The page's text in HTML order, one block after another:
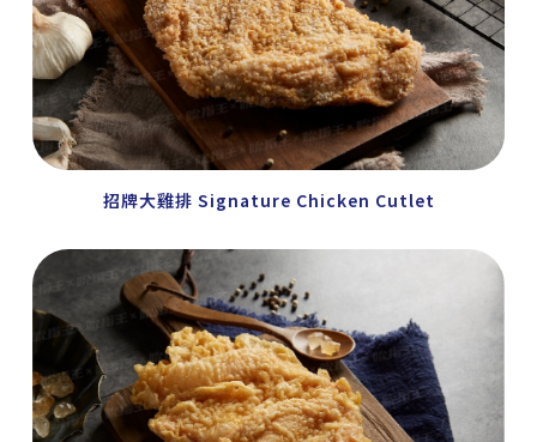
招牌大雞排 Signature Chicken Cutlet